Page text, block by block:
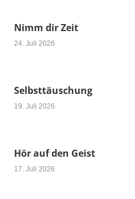
Nimm dir Zeit
24. Juli 2026
Selbsttäuschung
19. Juli 2026
Hör auf den Geist
17. Juli 2026